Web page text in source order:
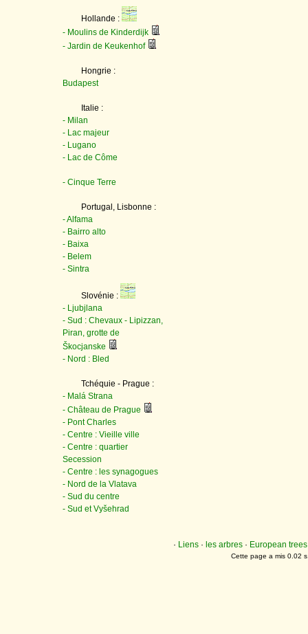
Hollande :
- Moulins de Kinderdijk
- Jardin de Keukenhof
Hongrie :
Budapest
Italie :
- Milan
- Lac majeur
- Lugano
- Lac de Côme
- Cinque Terre
Portugal, Lisbonne :
- Alfama
- Bairro alto
- Baixa
- Belem
- Sintra
Slovénie :
- Ljubjlana
- Sud : Chevaux - Lipizzan,
Piran, grotte de
Škocjanske
- Nord : Bled
Tchéquie - Prague :
- Malá Strana
- Château de Prague
- Pont Charles
- Centre : Vieille ville
- Centre : quartier
Secession
- Centre : les synagogues
- Nord de la Vlatava
- Sud du centre
- Sud et Vyšehrad
· Liens · les arbres · European trees
Cette page a mis 0.02